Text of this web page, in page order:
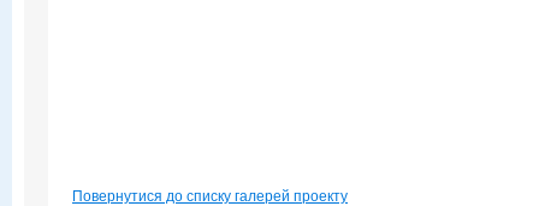
Повернутися до списку галерей проекту